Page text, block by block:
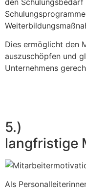
den
Dies ermöglicht den
auszuschöpfen und
Unternehmens
5.)
langfristige
Als